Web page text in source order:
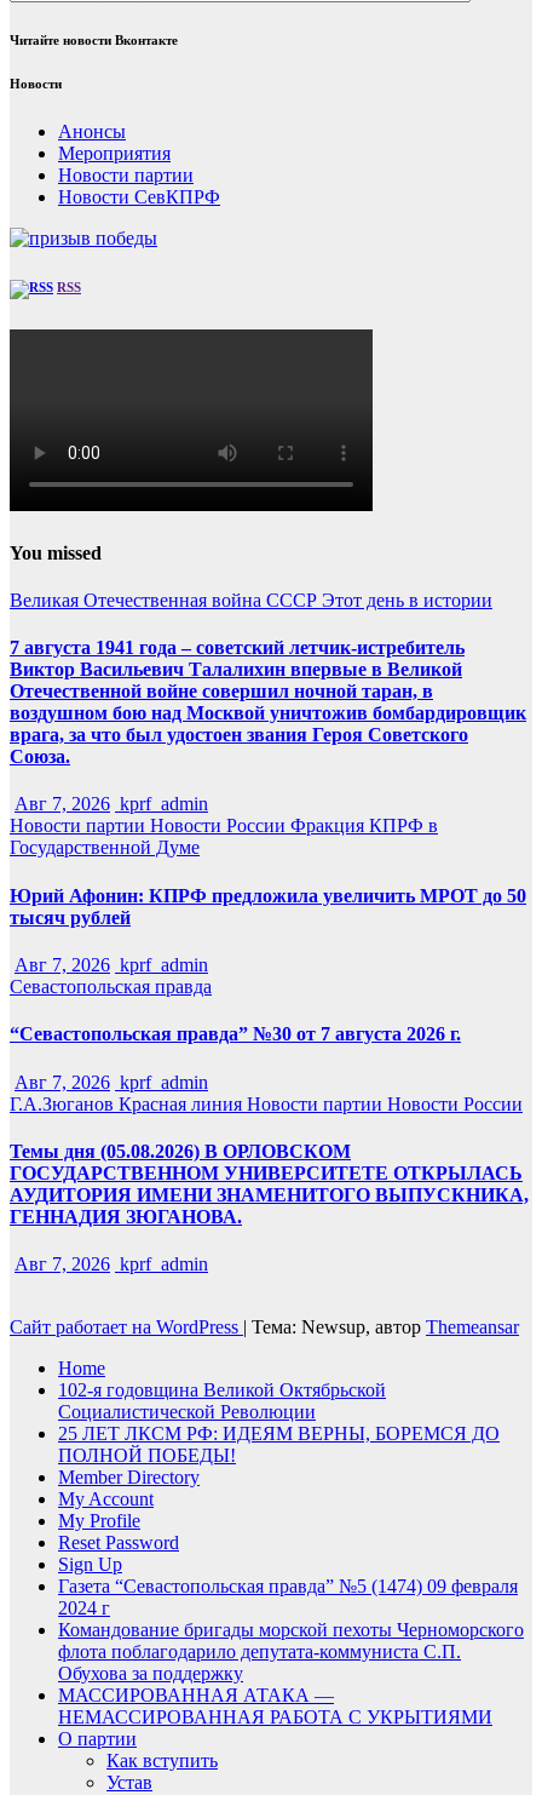
Читайте новости Вконтакте
Новости
Анонсы
Мероприятия
Новости партии
Новости СевКПРФ
RSS
You missed
Великая Отечественная война СССР Этот день в истории
7 августа 1941 года – советский летчик-истребитель
Виктор Васильевич Талалихин впервые в Великой
Отечественной войне совершил ночной таран, в
воздушном бою над Москвой уничтожив бомбардировщик
врага, за что был удостоен звания Героя Советского
Союза.
Авг 7, 2026 kprf_admin
Новости партии Новости России Фракция КПРФ в
Государственной Думе
Юрий Афонин: КПРФ предложила увеличить МРОТ до 50
тысяч рублей
Авг 7, 2026 kprf_admin
Севастопольская правда
“Севастопольская правда” №30 от 7 августа 2026 г.
Авг 7, 2026 kprf_admin
Г.А.Зюганов Красная линия Новости партии Новости России
Темы дня (05.08.2026) В ОРЛОВСКОМ
ГОСУДАРСТВЕННОМ УНИВЕРСИТЕТЕ ОТКРЫЛАСЬ
АУДИТОРИЯ ИМЕНИ ЗНАМЕНИТОГО ВЫПУСКНИКА,
ГЕННАДИЯ ЗЮГАНОВА.
Авг 7, 2026 kprf_admin
Сайт работает на WordPress | Тема: Newsup, автор Themeansar
Home
102-я годовщина Великой Октябрьской
Социалистической Революции
25 ЛЕТ ЛКСМ РФ: ИДЕЯМ ВЕРНЫ, БОРЕМСЯ ДО
ПОЛНОЙ ПОБЕДЫ!
Member Directory
My Account
My Profile
Reset Password
Sign Up
Газета “Севастопольская правда” №5 (1474) 09 февраля
2024 г
Командование бригады морской пехоты Черноморского
флота поблагодарило депутата-коммуниста С.П.
Обухова за поддержку
МАССИРОВАННАЯ АТАКА —
НЕМАССИРОВАННАЯ РАБОТА С УКРЫТИЯМИ
О партии
Как вступить
Устав